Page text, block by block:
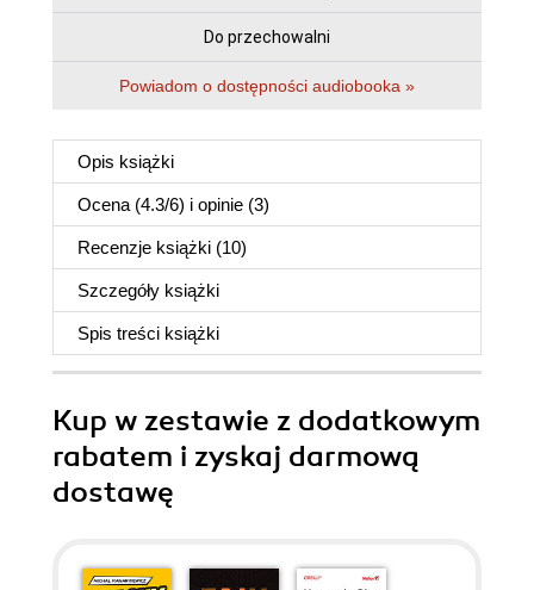
Do przechowalni
Powiadom o dostępności audiobooka »
Opis książki
Ocena (4.3/6) i opinie (3)
Recenzje książki (10)
Szczegóły książki
Spis treści książki
Kup w zestawie z dodatkowym
rabatem i zyskaj darmową
dostawę